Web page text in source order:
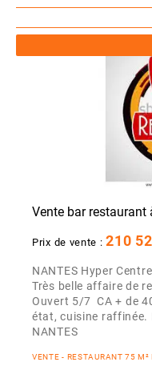
Vente bar restaurant
Prix de vente :210
NANTES Hyper
Très belle affaire de
Ouvert 5/7 CA + de
état, cuisine raffinée.
NANTES
VENTE - RESTAURANT 75 M²